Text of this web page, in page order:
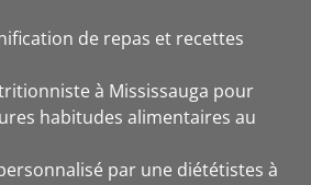
de repas et recettes
à Mississauga pour
habitudes alimentaires au
par une diététistes à